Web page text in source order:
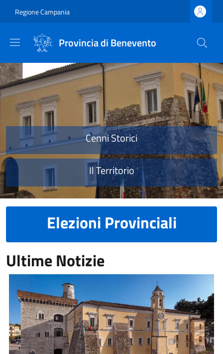
Regione Campania
Provincia di Benevento
Provincia di Benevento
Cenni Storici
Il Territorio
Elezioni Provinciali
Ultime Notizie